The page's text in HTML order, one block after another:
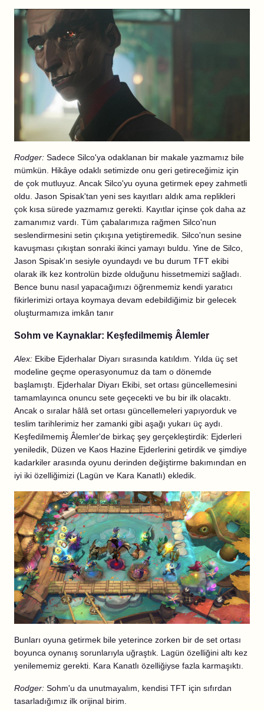
Rodger: Sadece Silco'ya odaklanan bir makale yazmamız bile
mümkün. Hikâye odaklı setimizde onu geri getireceğimiz için
de çok mutluyuz. Ancak Silco'yu oyuna getirmek epey zahmetli
oldu. Jason Spisak'tan yeni ses kayıtları aldık ama replikleri
çok kısa sürede yazmamız gerekti. Kayıtlar içinse çok daha az
zamanımız vardı. Tüm çabalarımıza rağmen Silco'nun
seslendirmesini setin çıkışına yetiştiremedik. Silco'nun sesine
kavuşması çıkıştan sonraki ikinci yamayı buldu. Yine de Silco,
Jason Spisak'ın sesiyle oyundaydı ve bu durum TFT ekibi
olarak ilk kez kontrolün bizde olduğunu hissetmemizi sağladı.
Bence bunu nasıl yapacağımızı öğrenmemiz kendi yaratıcı
fikirlerimizi ortaya koymaya devam edebildiğimiz bir gelecek
oluşturmamıza imkân tanır
Sohm ve Kaynaklar: Keşfedilmemiş Âlemler
Alex: Ekibe Ejderhalar Diyarı sırasında katıldım. Yılda üç set
modeline geçme operasyonumuz da tam o dönemde
başlamıştı. Ejderhalar Diyarı Ekibi, set ortası güncellemesini
tamamlayınca onuncu sete geçecekti ve bu bir ilk olacaktı.
Ancak o sıralar hâlâ set ortası güncellemeleri yapıyorduk ve
teslim tarihlerimiz her zamanki gibi aşağı yukarı üç aydı.
Keşfedilmemiş Âlemler'de birkaç şey gerçekleştirdik: Ejderleri
yeniledik, Düzen ve Kaos Hazine Ejderlerini getirdik ve şimdiye
kadarkiler arasında oyunu derinden değiştirme bakımından en
iyi iki özelliğimizi (Lagün ve Kara Kanatlı) ekledik.
Bunları oyuna getirmek bile yeterince zorken bir de set ortası
boyunca oynanış sorunlarıyla uğraştık. Lagün özelliğini altı kez
yenilememiz gerekti. Kara Kanatlı özelliğiyse fazla karmaşıktı.
Rodger: Sohm'u da unutmayalım, kendisi TFT için sıfırdan
tasarladığımız ilk orijinal birim.